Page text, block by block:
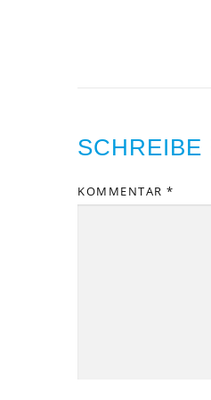
SCHREIBE
KOMMENTAR *